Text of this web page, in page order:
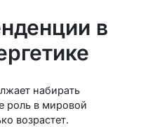
в
набирать
роль в мировой
возрастет.